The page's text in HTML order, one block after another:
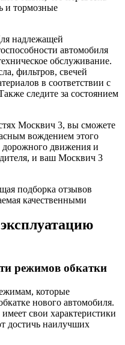
и тормозные
надлежащей
автомобиля
обслуживание.
фильтров, свечей
в соответствии с
следите за состоянием
Москвич 3, вы сможете
вождением этого
дорожного движения и
и ваш Москвич 3
подборка отзывов
качественными
режимов обкатки
которые
нового автомобиля.
свои характеристики
достичь наилучших